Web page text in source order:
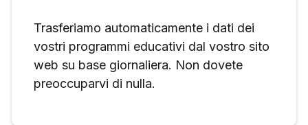
Trasferiamo automaticamente i dati dei
vostri programmi educativi dal vostro sito
web su base giornaliera. Non dovete
preoccuparvi di nulla.